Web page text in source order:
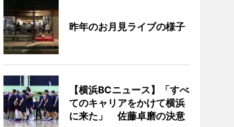
昨年のお月見ライブの様子
【横浜BCニュース】「すべ
てのキャリアをかけて横浜
に来た」 佐藤卓磨の決意